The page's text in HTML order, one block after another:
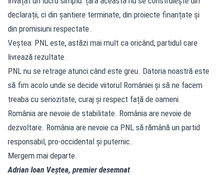
declarații, ci din șantiere terminate, din proiecte finanțate și
din promisiuni respectate.
Veștea: PNL este, astăzi mai mult ca oricând, partidul care
livrează rezultate.
PNL nu se retrage atunci când este greu. Datoria noastră este
să fim acolo unde se decide viitorul României și să ne facem
treaba cu seriozitate, curaj și respect față de oameni.
România are nevoie de stabilitate. România are nevoie de
dezvoltare. România are nevoie ca PNL să rămână un partid
responsabil, pro-occidental și puternic.
Mergem mai departe.
Adrian Ioan Veștea, premier desemnat